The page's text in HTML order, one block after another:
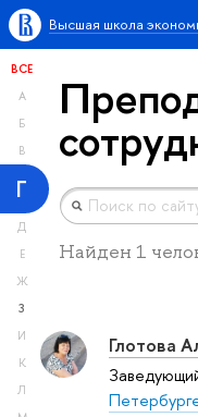
Высшая школа
ВСЕ
А
Б
В
Г
Д
Е
Ж
З
И
К
Л
Найден 1
Глотова